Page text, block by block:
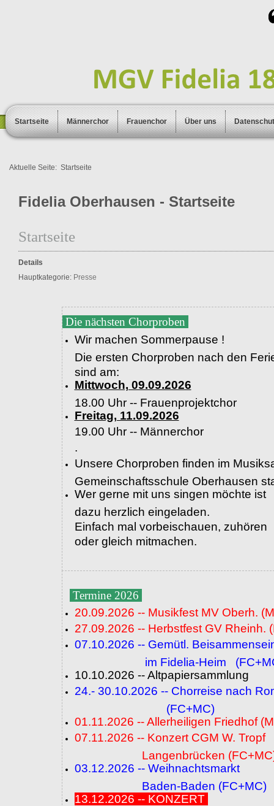
Startseite Männerchor Frauenchor Über uns
Aktuelle Seite: Startseite
Fidelia Oberhausen - Startseite
Startseite
Details
Hauptkategorie: Presse
Die nächsten Chorproben
Wir machen Sommerpause !
Die ersten Chorproben nach den
sind am:
Mittwoch, 09.09.2026
18.00 Uhr -- Frauenprojektchor
Freitag, 11.09.2026
19.00 Uhr -- Männerchor
.
Unsere Chorproben finden im
Gemeinschaftsschule Oberhausen
Wer gerne mit uns singen möchte ist
dazu herzlich eingeladen.
Einfach mal vorbeischauen, zuhören
oder gleich mitmachen.
Termine 2026
20.09.2026 -- Musikfest MV Oberh.
27.09.2026 -- Herbstfest GV Rheinh.
07.10.2026 -- Gemütl.
im Fidelia-Heim
10.10.2026 -- Altpapiersammlung
24.- 30.10.2026 -- Chorreise nach
(FC+MC)
01.11.2026 -- Allerheiligen Friedhof
07.11.2026 -- Konzert CGM W. Tropf
Langenbrücken
03.12.2026 -- Weihnachtsmarkt
Baden-Baden (FC+MC)
13.12.2026 -- KONZERT